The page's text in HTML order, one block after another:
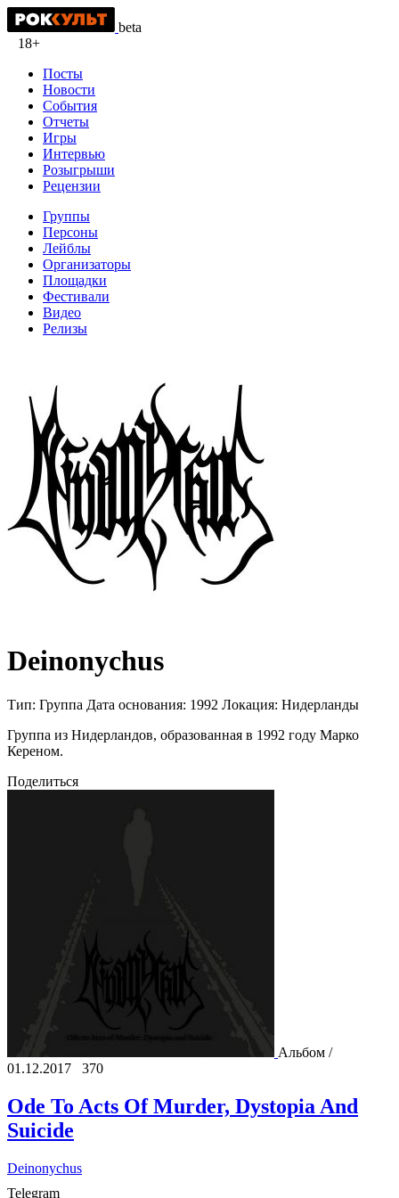
beta
18+
Посты
Новости
События
Отчеты
Игры
Интервью
Розыгрыши
Рецензии
Группы
Персоны
Лейблы
Организаторы
Площадки
Фестивали
Видео
Релизы
Deinonychus
Тип: Группа Дата основания: 1992 Локация: Нидерланды
Группа из Нидерландов, образованная в 1992 году Марко
Кереном.
Поделиться
Альбом /
01.12.2017
370
Ode To Acts Of Murder, Dystopia And
Suicide
Deinonychus
Telegram